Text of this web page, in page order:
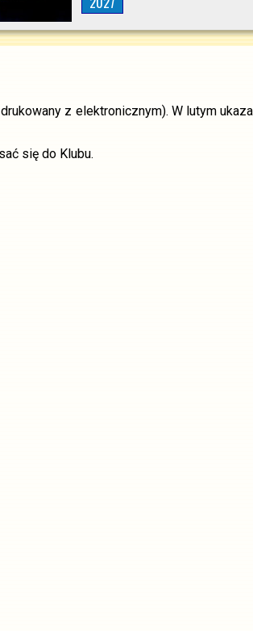
z elektronicznym). W lutym
się do Klubu.